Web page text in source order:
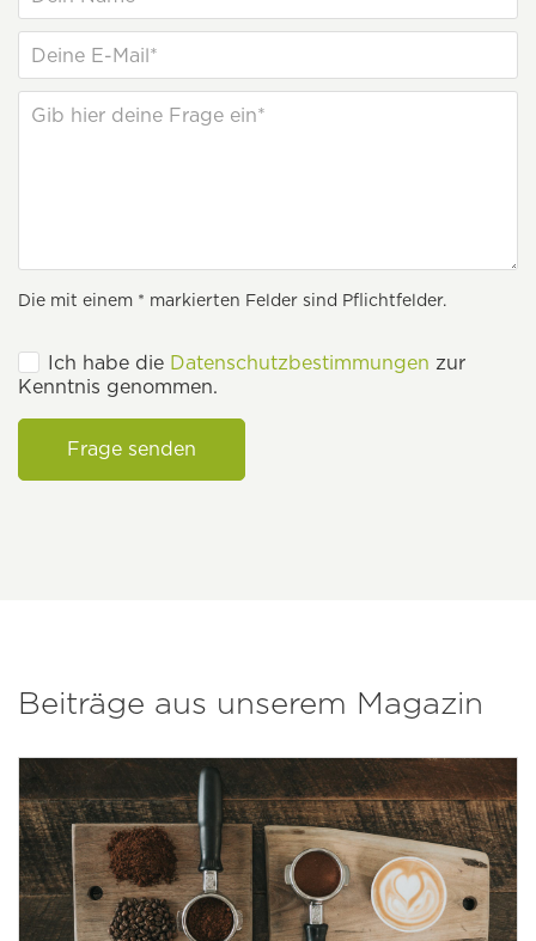
Die mit einem * markierten Felder sind Pflichtfelder.
Ich habe die Datenschutzbestimmungen zur
Kenntnis genommen.
Frage senden
Beiträge aus unserem Magazin